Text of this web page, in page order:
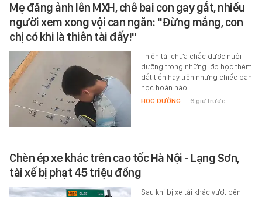
Mẹ đăng ảnh lên MXH, chê bai con gay gắt, nhiều
người xem xong vội can ngăn: "Đừng mắng, con
chị có khi là thiên tài đấy!"
Thiên tài chưa chắc được nuôi
dưỡng trong những lớp học thêm
đắt tiền hay trên những chiếc bàn
học hoàn hảo.
HỌC ĐƯỜNG - 6 giờ trước
Chèn ép xe khác trên cao tốc Hà Nội - Lạng Sơn,
tài xế bị phạt 45 triệu đồng
Sau khi bị xe tải khác vượt bên